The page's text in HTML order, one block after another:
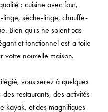
: cuisine avec four,
linge, sèche-linge, chauffe-
Bien qu'ils ne soient pas
et fonctionnel est la toile
votre nouvelle maison.
vous serez à quelques
restaurants, des activités
kayak, et des magnifiques